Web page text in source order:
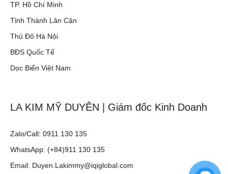
TP. Hồ Chí Minh
Tỉnh Thành Lân Cận
Thủ Đô Hà Nội
BĐS Quốc Tế
Dọc Biển Việt Nam
LA KIM MỸ DUYÊN | Giám đốc Kinh Doanh
Zalo/Call: 0911 130 135
WhatsApp: (+84)911 130 135
Email: Duyen.Lakimmy@iqiglobal.com